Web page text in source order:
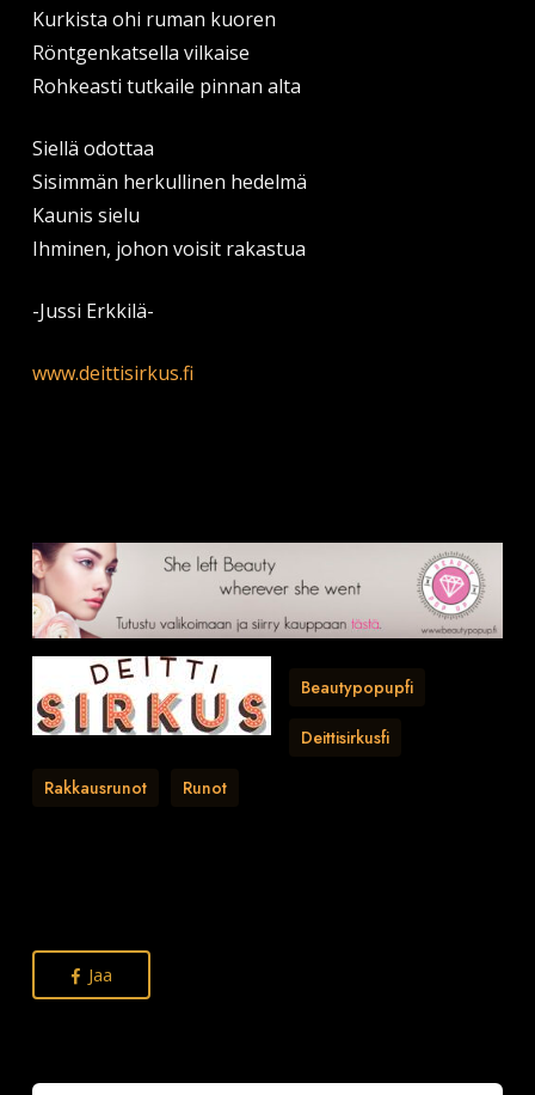
Kurkista ohi ruman kuoren
Röntgenkatsella vilkaise
Rohkeasti tutkaile pinnan alta
Siellä odottaa
Sisimmän herkullinen hedelmä
Kaunis sielu
Ihminen, johon voisit rakastua
-Jussi Erkkilä-
www.deittisirkus.fi
Beautypopupfi
Deittisirkusfi
Rakkausrunot Runot
Jaa